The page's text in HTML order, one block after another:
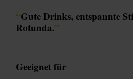
“Gute Drinks, entspannte
Rotunda.”
Geeignet für